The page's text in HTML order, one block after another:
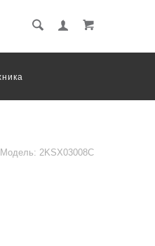
Модель: 2KSX03008C